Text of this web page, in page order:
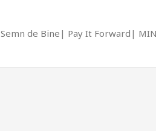
Semn de Bine Pay It Forward